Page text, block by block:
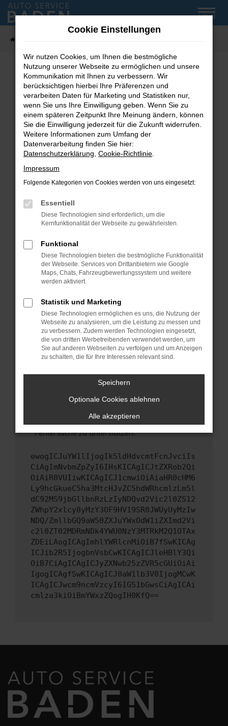
Zum
Hauptinhalt
MENÜ
Fehler: Network Error
Beim Laden ist ein Fehler aufgetreten.
Hier sind ein paar Tipps, die dir helfen können:
Überprüfe deine Firewall und deine
Internetverbindung.
Laden andere Webseiten, zum Beispiel deine
Suchmaschine?
Prüfe deine Browsererweiterungen.
können das Laden bestimmter Seiten
verhindern. Funktioniert die Seite in einem
Fenster?
Starte dein Gerät neu.
Das kann manchmal helfen, vorübergehende
Probleme zu beheben.
Betriebssystem auf dem neuesten Stand
sind.
Veraltete Software birgt nicht nur ein
Sicherheitsrisiko, sondern kann auch dazu
führen, dass bestimmte Funktionen nicht mehr
unterstützt werden.
Wende dich an den Webseitenbetreiber.
Wenn du alle oben genannten Schritte versucht
hast, kontaktiere uns bitte. Wir werden
uns diesen Text schicken, um uns bei der
Fehlersuche zu unterstützen:
ewogICJuYW1lIjogIk5ldHdvcmtFcnJvciIs
CiAgImNvbmZpZyI6IHsKICAgICJtZXRob2Qi
OiAiR0VUIiwKICAgICJ1cmwiOiAiaHR0cHM6
Ly9hcGkueC5ha3MtcHJvZC5hdWRhcmlzLm5l
dC92MS9jbGllbnRzLzIyNDQvd2Vic2l0ZS12
ZWhpY2xlcy8yMzY3OF9HV19SR0JWUyUyMzIw
NDQ/ZmllbGQ9aW50ZXJuYWxOdW1iZXImd2Vi
c2l0ZT02MDRmNDk4YWU0NzY3MTRkM2Q1OTAx
ZDEiLAogICAgImhlYWRlcnMiOiB7fSwKICAg
ICJib2R5IjogbnVsbCwKICAgICJleHBlY3Qi
OiB7CiAgICAgICJyZXNwb25zZVR5cGUiOiAi
IgogICAgfSwKICAgICJ0aW1lb3V0IjogMCwK
ICAgICJwcm9ncmVzcyI6IG51bGwsCiAgICAi
cmlza3kiOiBmYWxzZQogIH0KfQ==
Cookie Einstellungen
Wir nutzen Cookies, um Ihnen die bestmögliche
Nutzung unserer Webseite zu ermöglichen und unsere
Kommunikation mit Ihnen zu verbessern. Wir
berücksichtigen hierbei Ihre Präferenzen und
verarbeiten Daten für Marketing und Statistiken nur,
wenn Sie uns Ihre Einwilligung geben. Wenn Sie zu
einem späteren Zeitpunkt Ihre Meinung ändern, können
Sie die Einwilligung jederzeit für die Zukunft widerrufen.
Weitere Informationen zum Umfang der
Datenverarbeitung finden Sie hier:
Datenschutzerklärung Cookie-Richtlinie
Impressum
Folgende Kategorien von Cookies werden von uns eingesetzt:
Essentiell
Diese Technologien sind erforderlich, um die
Kernfunktionalität der Webseite zu gewährleisten.
Funktional
Diese Technologien bieten die bestmögliche Funktionalität
der Webseite. Services von Drittanbietern wie Google
Maps, Chats, Fahrzeugbewertungssystem und weitere
werden aktiviert.
Statistik und Marketing
Diese Technologien ermöglichen es uns, die Nutzung der
Webseite zu analysieren, um die Leistung zu messen und
zu verbessern. Zudem werden Technologien eingesetzt,
die von dritten Werbetreibenden verwendet werden, um
Sie auf anderen Webseiten zu verfolgen und um Anzeigen
zu schalten, die für Ihre Interessen relevant sind.
Speichern
Optionale Cookies ablehnen
Alle akzeptieren